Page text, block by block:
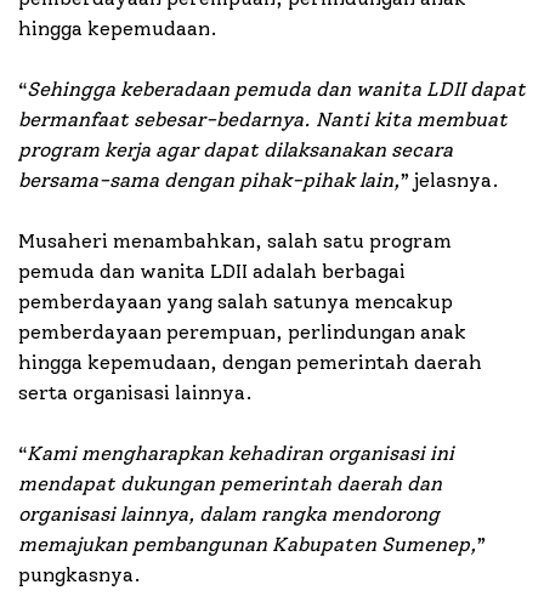
hingga kepemudaan.
“Sehingga keberadaan pemuda dan wanita LDII dapat
bermanfaat sebesar-bedarnya. Nanti kita membuat
program kerja agar dapat dilaksanakan secara
bersama-sama dengan pihak-pihak lain,” jelasnya.
Musaheri menambahkan, salah satu program
pemuda dan wanita LDII adalah berbagai
pemberdayaan yang salah satunya mencakup
pemberdayaan perempuan, perlindungan anak
hingga kepemudaan, dengan pemerintah daerah
serta organisasi lainnya.
“Kami mengharapkan kehadiran organisasi ini
mendapat dukungan pemerintah daerah dan
organisasi lainnya, dalam rangka mendorong
memajukan pembangunan Kabupaten Sumenep,”
pungkasnya.